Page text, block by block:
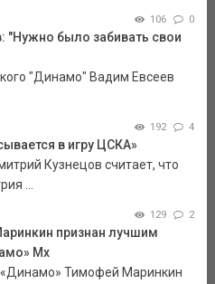
106 0
"Нужно было забивать свои
"Динамо" Вадим Евсеев
192 4
в игру ЦСКА»
Кузнецов считает, что
...
129 2
признан лучшим
Мх
«Динамо» Тимофей Маринкин